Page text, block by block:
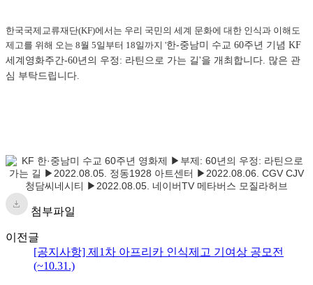
한국국제교류재단(KF)에서는 우리 국민의 세계 문화에 대한 인식과 이해도
제고를 위해 오는 8월 5일부터 18일까지 '한-중남미 수교 60주년 기념 KF
세계영화주간-60년의 우정: 라틴으로 가는 길'을 개최합니다. 많은 관
심 부탁드립니다.
첨부파일
이전글
[공지사항] 제1차 아프리카 인식제고 기여상 공모전
(~10.31.)